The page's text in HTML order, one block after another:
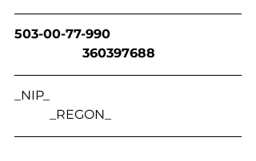
503-00-77-990
                 360397688
_NIP_
           _REGON_